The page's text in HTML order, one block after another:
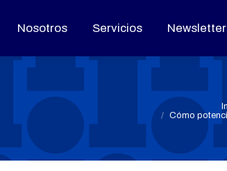
Nosotros Servicios Newsletter
Estás aquí:
Cómo
Nosotros Servicios Newsletter